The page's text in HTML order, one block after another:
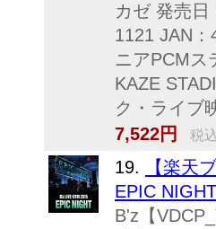
カゼ 発売
1121 JAN
ニアPCMス
KAZE
ク・ライブ
7,522円
税
19.
【楽天
EPIC
B'z【